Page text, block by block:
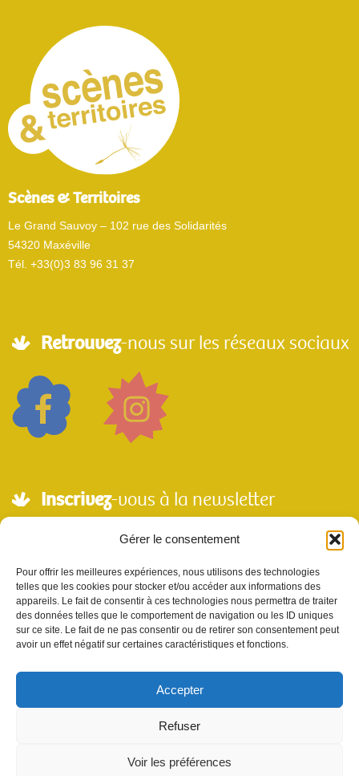
Gérer le consentement
Pour offrir les meilleures expériences, nous utilisons des technologies
telles que les cookies pour stocker et/ou accéder aux informations des
appareils. Le fait de consentir à ces technologies nous permettra de traiter
des données telles que le comportement de navigation ou les ID uniques
sur ce site. Le fait de ne pas consentir ou de retirer son consentement peut
avoir un effet négatif sur certaines caractéristiques et fonctions.
Accepter
Refuser
Voir les préférences
Scènes & Territoires
Le Grand Sauvoy – 102 rue des Solidarités
54320 Maxéville
Tél. +33(0)3 83 96 31 37
Retrouvez-nous sur les réseaux sociaux
Inscrivez-vous à la newsletter
Nom
Votre e-mail sera utilisé uniquement pour nous permettre de vous envoyer notre
désinscrire en utilisant le lien se désabonner de la newsletter.